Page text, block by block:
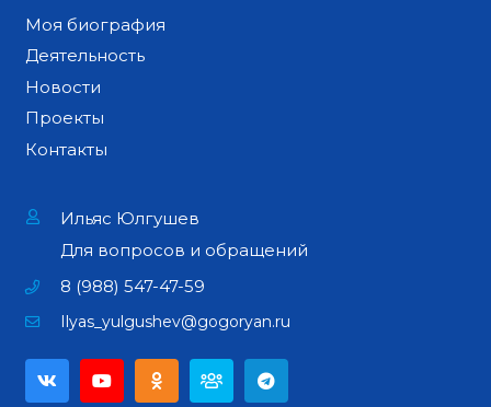
Моя биография
Деятельность
Новости
Проекты
Контакты
Ильяс Юлгушев
Для вопросов и обращений
8 (988) 547-47-59
Ilyas_yulgushev@gogoryan.ru